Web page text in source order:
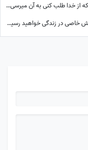
فال ابجد امروز پنج‌شنبه 15 مرداد 1405 / آنچه را که از خدا طلب کنی به آن میرسی اما ...
فال ابجد امروز چهارشنبه 14 مرداد 1405 / به آرامش خاصی در زندگی خواهید رسید و شادی و نشاط را در آینده به دست می‌آورید